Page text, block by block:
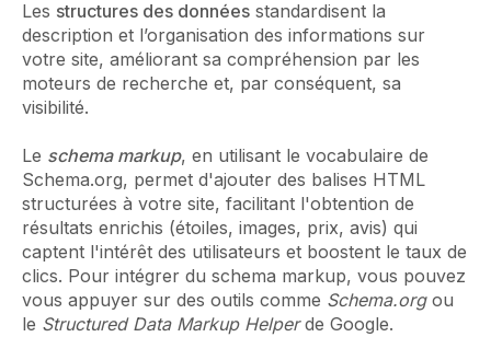
Les structures des données standardisent la
description et l’organisation des informations sur
votre site, améliorant sa compréhension par les
moteurs de recherche et, par conséquent, sa
visibilité.
Le schema markup, en utilisant le vocabulaire de
Schema.org, permet d'ajouter des balises HTML
structurées à votre site, facilitant l'obtention de
résultats enrichis (étoiles, images, prix, avis) qui
captent l'intérêt des utilisateurs et boostent le taux de
clics. Pour intégrer du schema markup, vous pouvez
vous appuyer sur des outils comme Schema.orgou
le Structured Data Markup Helperde Google.